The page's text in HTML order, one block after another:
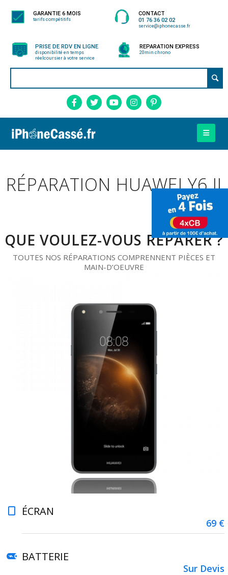
GARANTIE 6 MOIS
tarifs compétitifs
CONTACT
01 76 36 02 02
service@iphonecasse.fr
PRISE DE RDV EN LIGNE
disponibilité en temps
réelcoursier à votre service
REPARATION EXPRESS
20min chrono
RÉPARATION HUAWEI Y6 II
QUE VOULEZ-VOUS RÉPARER ?
TOUTES NOS RÉPARATIONS COMPRENNENT PIÈCES ET
MAIN-D’OEUVRE
ÉCRAN
69 €
BATTERIE
Sur Devis